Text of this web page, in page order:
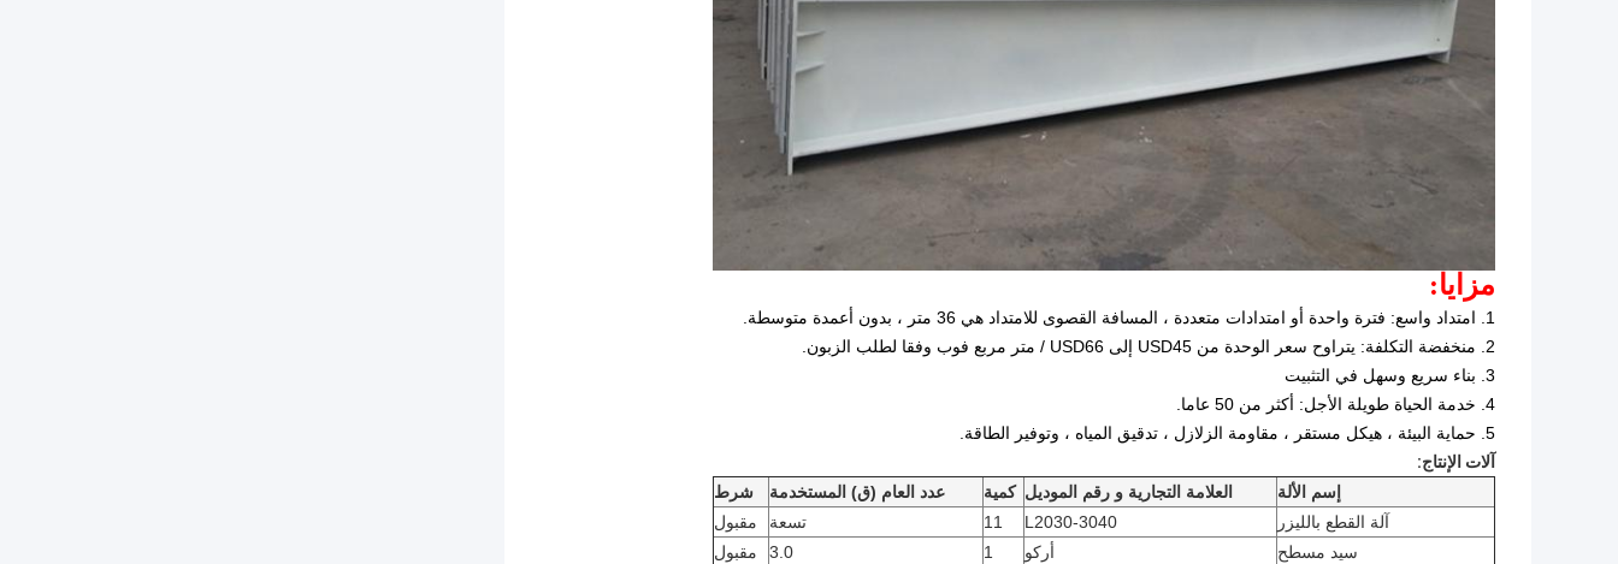
مزايا:
1. امتداد واسع: فترة واحدة أو امتدادات متعددة ، المسافة القصوى للامتداد هي 36 متر ، بدون أعمدة متوسطة.
2. منخفضة التكلفة: يتراوح سعر الوحدة من USD45 إلى USD66 / متر مربع فوب وفقا لطلب الزبون.
3. بناء سريع وسهل في التثبيت
4. خدمة الحياة طويلة الأجل: أكثر من 50 عاما.
5. حماية البيئة ، هيكل مستقر ، مقاومة الزلازل ، تدقيق المياه ، وتوفير الطاقة.
آلات الإنتاج:
إسم الألة
العلامة التجارية و رقم الموديل كمية عدد العام (ق) المستخدمة
شرط
آلة القطع بالليزر
L2030-3040
11 تسعة
مقبول
سيد مسطح
أركو 1
3.0
مقبول